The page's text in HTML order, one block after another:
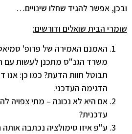
ובכן, אפשר להגיד שחלו שינויים…
שומרי הבית שואלים ודורשים:
האמנם האמירה של פרופ'
משרד הגנ"ס מתכנן לעשות עם
תבוטל חוות הדעת? כמו כן: אנו
הדגימה העדכני.
אם היא לא נכונה – מתי צפויה
עדכנית?
ע"פ איזו סימולציה נכתבה